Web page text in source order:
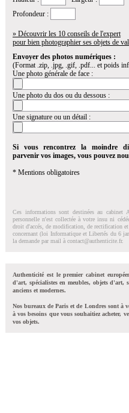
Profondeur :
» Découvrir les 10 conseils de l'expert
pour bien photographier ses objets de
Envoyer des photos numériques :
(Format .zip, .jpg, .gif, .pdf... et poids
Une photo générale de face :
Une photo du dos ou du dessous :
Une signature ou un détail :
Si vous rencontrez la moindre
parvenir vos images, vous pouvez
* Mentions obligatoires
Ces informations sont destinées au cabinet
personnelle n'est collectée à votre insu ni
droit d'accés, de modification, de rectification et
concernant (loi Informatique et Libertés du 6
la demande par mail à contact@authenticite.fr.
Authenticité est le premier cabinet
d'art, spécialistes en meubles, objets d'art,
anciens et modernes.
Nos bureaux de Paris et de Londres sont à
à vos besoins que vous souhaitiez acheter,
vos objets.